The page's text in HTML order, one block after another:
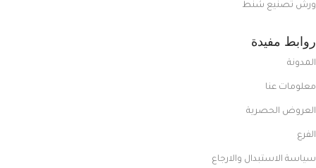
ورش تصنيع شنط
روابط مفيدة
المدونة
معلومات عنا
العروض الحصرية
الفرع
سياسة الاستبدال والارجاع